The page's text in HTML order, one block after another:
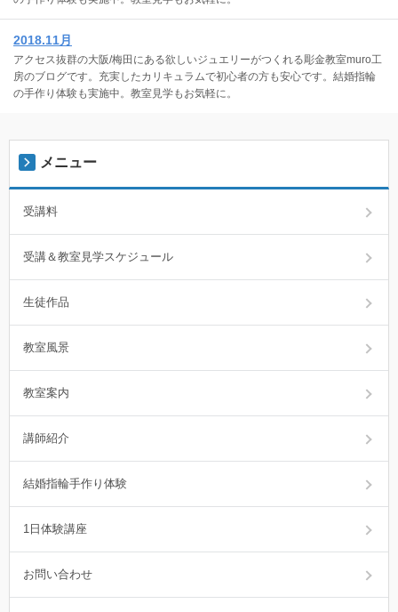
2018.11月
アクセス抜群の大阪/梅田にある欲しいジュエリーがつくれる彫金教室muro工
房のブログです。充実したカリキュラムで初心者の方も安心です。結婚指輪
の手作り体験も実施中。教室見学もお気軽に。
メニュー
受講料
受講＆教室見学スケジュール
生徒作品
教室風景
教室案内
講師紹介
結婚指輪手作り体験
1日体験講座
お問い合わせ